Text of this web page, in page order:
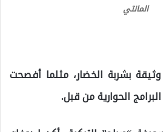
المانتي
وثيقة بشربة الخضار، مثلما أفصحت
الحوارية من قبل.